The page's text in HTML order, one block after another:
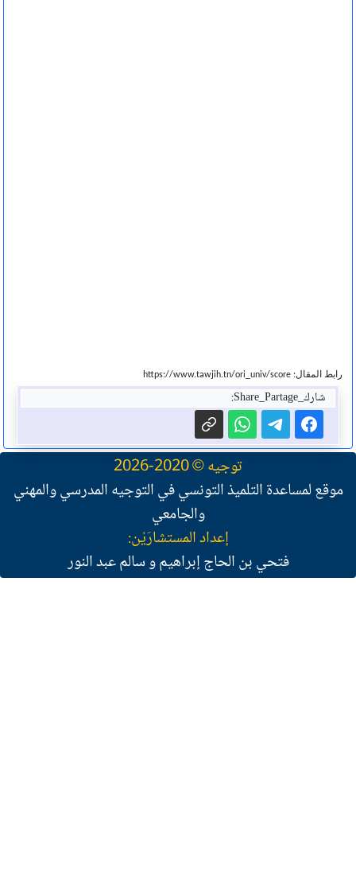
رابط المقال: https://www.tawjih.tn/ori_univ/score
شارك_Share_Partage:
توجيه © 2020-2026
موقع لمساعدة التلميذ التونسي في التوجيه المدرسي والمهني
والجامعي
إعداد المستشارَيْن:
فتحي بن الحاج إبراهيم و سالم عبد النور